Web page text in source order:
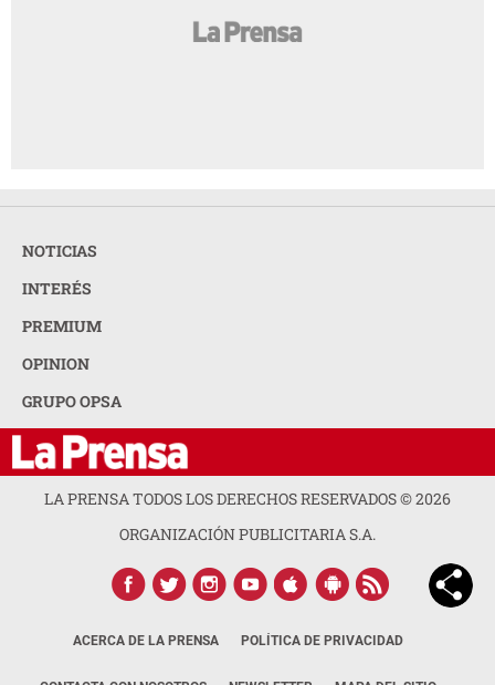
NOTICIAS
INTERÉS
PREMIUM
OPINION
GRUPO OPSA
LA PRENSA TODOS LOS DERECHOS RESERVADOS ©2026
ORGANIZACIÓN PUBLICITARIA S.A.
ACERCA DE LA PRENSA POLÍTICA DE PRIVACIDAD